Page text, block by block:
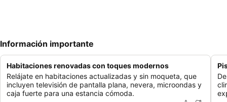
Información importante
Habitaciones renovadas con toques modernos
Relájate en habitaciones actualizadas y sin moqueta, que
incluyen televisión de pantalla plana, nevera, microondas y
caja fuerte para una estancia cómoda.